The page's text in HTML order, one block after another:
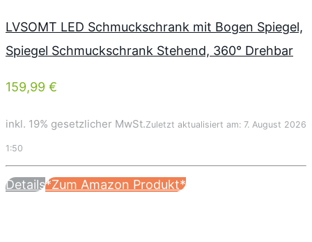
LVSOMT LED Schmuckschrank mit Bogen Spiegel,
Spiegel Schmuckschrank Stehend, 360° Drehbar
159,99 €
inkl. 19% gesetzlicher MwSt.Zuletzt aktualisiert am: 7. August 2026
1:50
Details*Zum Amazon Produkt*